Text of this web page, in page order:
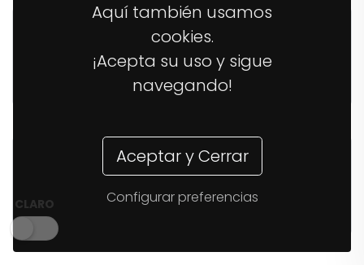
11,04€
Aquí también usamos
cookies.
¡Acepta su uso y sigue
navegando!
Aceptar y Cerrar
Configurar preferencias
CLARO